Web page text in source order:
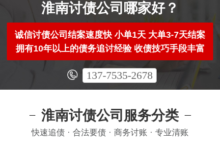
淮南讨债公司哪家好？
诚信讨债公司结案速度快 小单1天 大单3-7天结案
拥有10年以上的债务追讨经验 收债技巧手段丰富
137-7535-2678
淮南讨债公司服务分类
快速追债 · 合法要债 · 商务讨账 · 专业清账